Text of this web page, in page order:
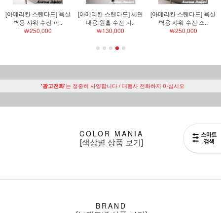
[아메리칸 스탠다드] 욕실
벽용 샤워 수전 피..
￦250,000
[아메리칸 스탠다드] 세면
대용 원홀 수전 피..
￦130,000
[아메리칸 스탠다드] 욕실
벽용 샤워 수전 스..
￦250,000
'광고전화'는 정중히 사양합니다 / 대행사 전화하지 마십시오
COLOR MANIA
[색상별 상품 보기]
BRAND